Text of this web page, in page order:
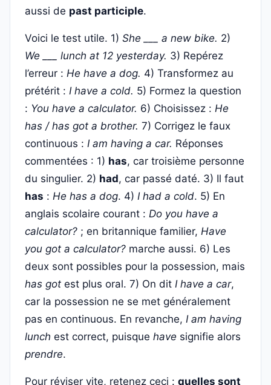
aussi de past participle.
Voici le test utile. 1) She ___ a new bike. 2)
We ___ lunch at 12 yesterday. 3) Repérez
l’erreur : He have a dog. 4) Transformez au
prétérit : I have a cold. 5) Formez la question
: You have a calculator. 6) Choisissez : He
has / has got a brother. 7) Corrigez le faux
continuous : I am having a car. Réponses
commentées : 1) has, car troisième personne
du singulier. 2) had, car passé daté. 3) Il faut
has : He has a dog. 4) I had a cold. 5) En
anglais scolaire courant : Do you have a
calculator? ; en britannique familier, Have
you got a calculator? marche aussi. 6) Les
deux sont possibles pour la possession, mais
has got est plus oral. 7) On dit I have a car,
car la possession ne se met généralement
pas en continuous. En revanche, I am having
lunch est correct, puisque have signifie alors
prendre.
Pour réviser vite, retenez ceci : quelles sont